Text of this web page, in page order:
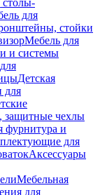
для
стойки
Мебель для
и системы
Детская
для
защитные чехлы
фурнитура и
для
Аксессуары
Мебельная
для